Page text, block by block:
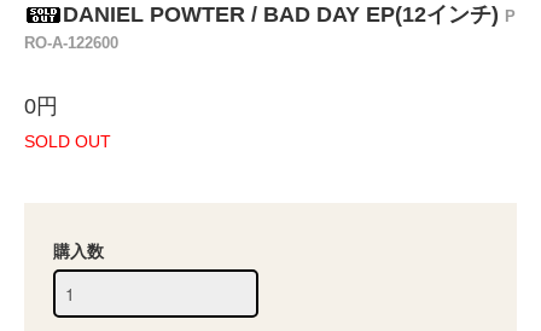
DANIEL POWTER / BAD DAY EP(12インチ) P
RO-A-122600
0円
SOLD OUT
購入数